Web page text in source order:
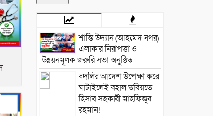
শান্তি উদ্যান (আহমেদ নগর)
এলাকার নিরাপত্তা ও
উন্নয়নমূলক জরুরি সভা অনুষ্ঠিত
বদলির আদেশ উপেক্ষা করে
ঘাটাইলেই বহাল তবিয়তে
হিসাব সহকারী মাহফিজুর
রহমান!